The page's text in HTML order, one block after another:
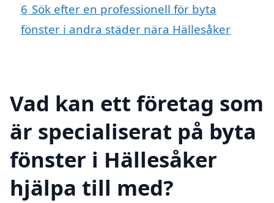
6 Sök efter en professionell för byta
fönster i andra städer nära Hällesåker
Vad kan ett företag som
är specialiserat på byta
fönster i Hällesåker
hjälpa till med?